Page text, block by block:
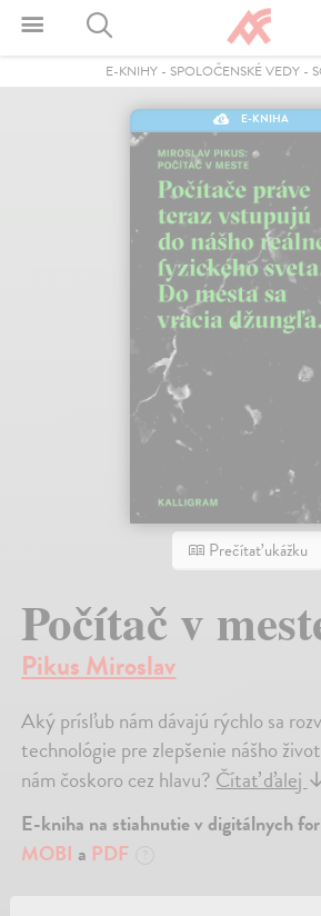
E-KNIHY- SPOLOČENSKÉ VEDY-
E-KNIHA
Prečítať ukážku
Počítač v
Pikus Miroslav
Aký prísľub nám dávajú rýchlo sa
technológie pre zlepšenie nášho
nám čoskoro cez hlavu? Čítať ďalej
E-kniha na stiahnutie v digitálnych
MOBI a PDF